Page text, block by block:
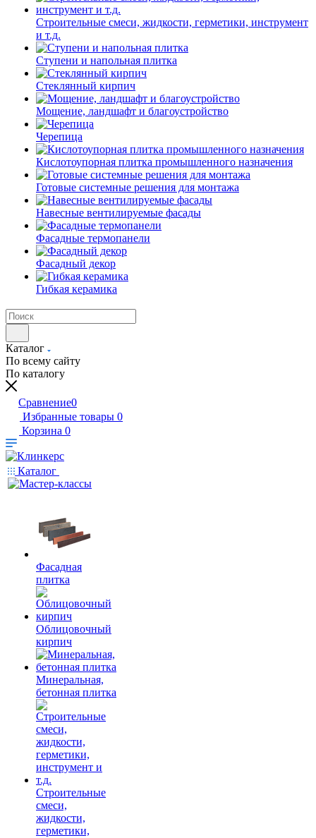
Строительные смеси, жидкости, герметики, инструмент
и т.д.
Ступени и напольная плитка
Cтеклянный кирпич
Мощение, ландшафт и благоустройство
Черепица
Кислотоупорная плитка промышленного назначения
Готовые системные решения для монтажа
Навесные вентилируемые фасады
Фасадные термопанели
Фасадный декор
Гибкая керамика
Каталог
По всему сайту
По каталогу
Сравнение0
Избранные товары 0
Корзина 0
Каталог
Фасадная
плитка
Облицовочный
кирпич
Минеральная,
бетонная плитка
Строительные
смеси,
жидкости,
герметики,